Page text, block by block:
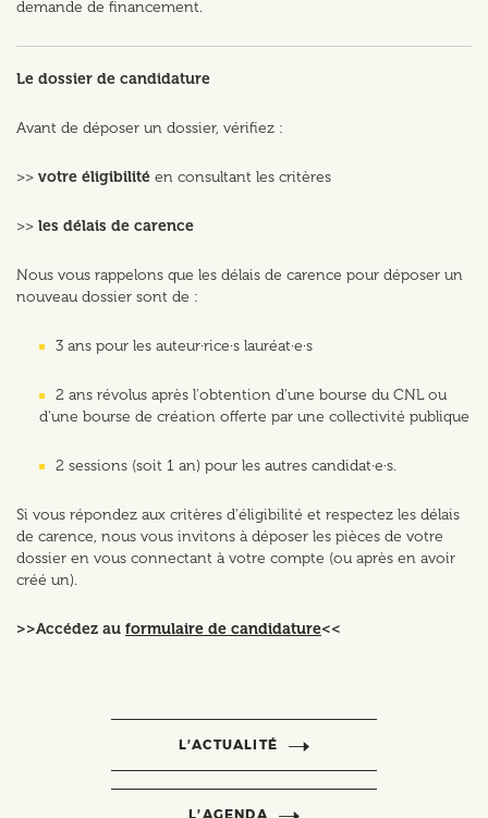
demande de financement.
Le dossier de candidature
Avant de déposer un dossier, vérifiez :
>> votre éligibilité en consultant les critères
>> les délais de carence
Nous vous rappelons que les délais de carence pour déposer un
nouveau dossier sont de :
3 ans pour les auteur·rice·s lauréat·e·s
2 ans révolus après l'obtention d'une bourse du CNL ou
d'une bourse de création offerte par une collectivité publique
2 sessions (soit 1 an) pour les autres candidat·e·s.
Si vous répondez aux critères d'éligibilité et respectez les délais
de carence, nous vous invitons à déposer les pièces de votre
dossier en vous connectant à votre compte (ou après en avoir
créé un).
>>Accédez au formulaire de candidature<<
L’ACTUALITÉ
L’AGENDA